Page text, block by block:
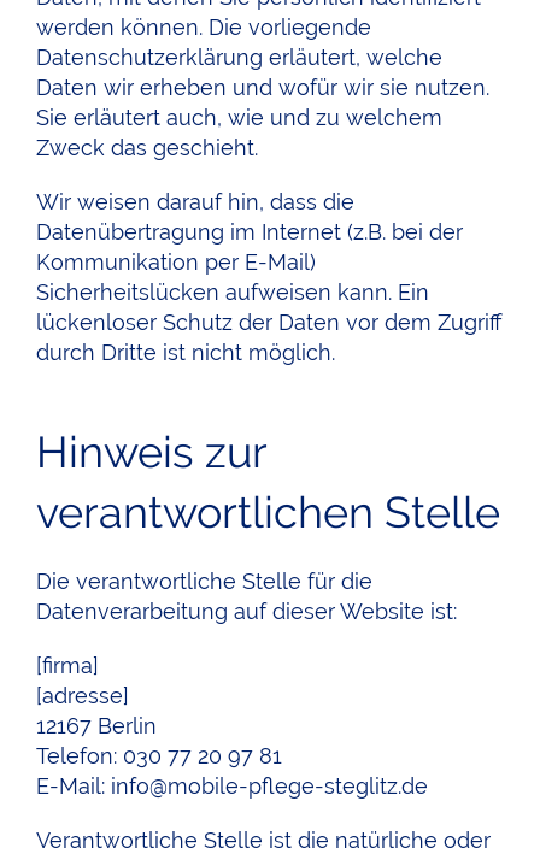
werden können. Die vorliegende
Datenschutzerklärung erläutert, welche
Daten wir erheben und wofür wir sie nutzen.
Sie erläutert auch, wie und zu welchem
Zweck das geschieht.
Wir weisen darauf hin, dass die
Datenübertragung im Internet (z.B. bei der
Kommunikation per E-Mail)
Sicherheitslücken aufweisen kann. Ein
lückenloser Schutz der Daten vor dem Zugriff
durch Dritte ist nicht möglich.
Hinweis zur
verantwortlichen Stelle
Die verantwortliche Stelle für die
Datenverarbeitung auf dieser Website ist:
[firma]
[adresse]
12167 Berlin
Telefon: 030 77 20 97 81
E-Mail: info@mobile-pflege-steglitz.de
Verantwortliche Stelle ist die natürliche oder